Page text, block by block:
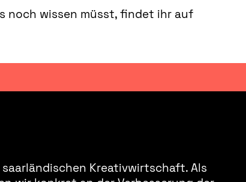
noch wissen müsst, findet ihr auf
Kreativwirtschaft. Als